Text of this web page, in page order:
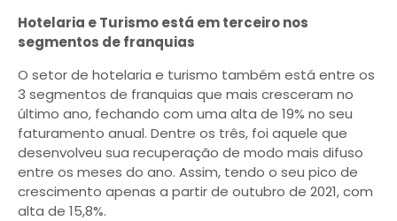
Hotelaria e Turismo está em terceiro nos
segmentos de franquias
O setor de hotelaria e turismo também está entre os
3 segmentos de franquias que mais cresceram no
último ano, fechando com uma alta de 19% no seu
faturamento anual. Dentre os três, foi aquele que
desenvolveu sua recuperação de modo mais difuso
entre os meses do ano. Assim, tendo o seu pico de
crescimento apenas a partir de outubro de 2021, com
alta de 15,8%.